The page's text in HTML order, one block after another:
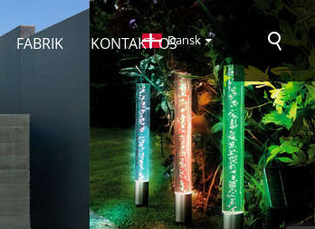
FABRIK KONTAKT OSDansk